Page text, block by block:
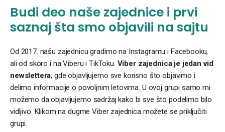
Budi deo naše zajednice i prvi
saznaj šta smo objavili na sajtu
Od 2017. našu zajednicu gradimo na Instagramu i Facebooku,
ali od skoro i na Viberu i TikToku. Viber zajednica je jedan vid
newslettera, gde objavljujemo sve korisno što objavimo i
delimo informacije o povoljnim letovima. U ovoj grupi samo mi
možemo da objavljujemo sadržaj kako bi sve što podelimo bilo
vidljivo. Klikom na dugme Viber zajednica možete se priključiti
grupi.